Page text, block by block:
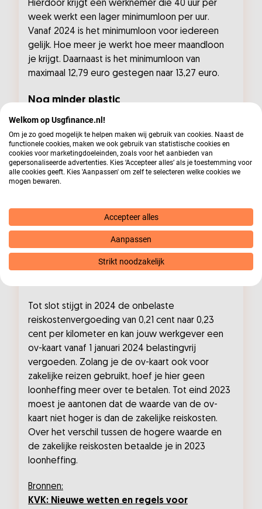
Hierdoor krijgt een werknemer die 40 uur per
week werkt een lager minimumloon per uur.
Vanaf 2024 is het minimumloon voor iedereen
gelijk. Hoe meer je werkt hoe meer maandloon
je krijgt. Daarnaast is het minimumloon van
maximaal 12,79 euro gestegen naar 13,27 euro.
Nog minder plastic
Horecabedrijven mogen vanaf 2024 geen eten
en drinken meer aanbieden in plastic
wegwerpbekers, -bestek of
maaltijdverpakkingen. Ook verdwijnen de plastic
wegwerpbekers op de werkvloer. Op kantoor,
bekertjes vanaf nu verboden. Tijd om een
herbruikbare koffiebeker aan te schaffen!
Zorginstellingen zijn uitgesloten van het
plasticverbod.
Tot slot stijgt in 2024 de onbelaste
reiskostenvergoeding van 0,21 cent naar 0,23
cent per kilometer en kan jouw werkgever een
ov-kaart vanaf 1 januari 2024 belastingvrij
vergoeden. Zolang je de ov-kaart ook voor
zakelijke reizen gebruikt, hoef je hier geen
loonheffing meer over te betalen. Tot eind 2023
moest je aantonen dat de waarde van de ov-
kaart niet hoger is dan de zakelijke reiskosten.
Over het verschil tussen de hogere waarde en
de zakelijke reiskosten betaalde je in 2023
loonheffing.
Bronnen:
KVK: Nieuwe wetten en regels voor
Welkom op Usgfinance.nl!
Om je zo goed mogelijk te helpen maken wij gebruik van cookies. Naast de
functionele cookies, maken we ook gebruik van statistische cookies en
cookies voor marketingdoeleinden, zoals voor het aanbieden van
gepersonaliseerde advertenties. Kies ‘Accepteer alles’ als je toestemming voor
alle cookies geeft. Kies 'Aanpassen' om zelf te selecteren welke cookies we
mogen bewaren.
Accepteer alles
Aanpassen
Strikt noodzakelijk